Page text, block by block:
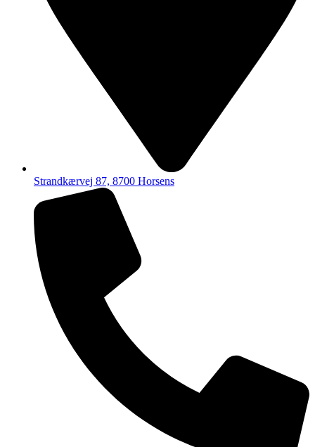
Strandkærvej 87, 8700 Horsens